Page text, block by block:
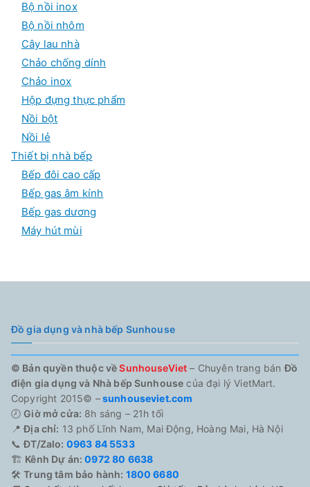
Bộ nồi inox
Bộ nồi nhôm
Cây lau nhà
Chảo chống dính
Chảo inox
Hộp đựng thực phẩm
Nồi bột
Nồi lẻ
Thiết bị nhà bếp
Bếp đôi cao cấp
Bếp gas âm kính
Bếp gas dương
Máy hút mùi
Đồ gia dụng và nhà bếp Sunhouse
© Bản quyền thuộc vềSunhouseViet – Chuyên trang bánĐồ
điện gia dụng và Nhà bếp Sunhouse của đại lý VietMart.
Copyright 2015© –sunhouseviet.com
🕗Giờ mở cửa: 8h sáng – 21h tối
📍Địa chỉ: 13 phố Lĩnh Nam, Mai Động, Hoàng Mai, Hà Nội
📞ĐT/Zalo: 0963 84 5533
🏗️ Kênh Dự án: 0972 80 6638
🛠️Trung tâm bảo hành: 1800 6680